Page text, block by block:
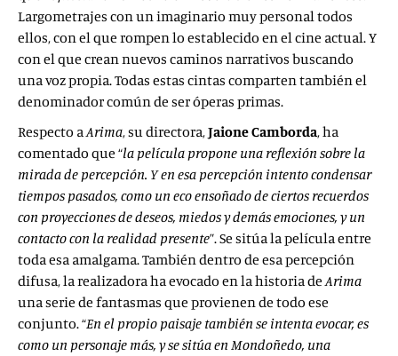
Largometrajes con un imaginario muy personal todos
ellos, con el que rompen lo establecido en el cine actual. Y
con el que crean nuevos caminos narrativos buscando
una voz propia. Todas estas cintas comparten también el
denominador común de ser óperas primas.
Respecto aArima, su directora,Jaione Camborda, ha
comentado que “la película propone una reflexión sobre la
mirada de percepción. Y en esa percepción intento condensar
tiempos pasados, como un eco ensoñado de ciertos recuerdos
con proyecciones de deseos, miedos y demás emociones, y un
contacto con la realidad presente”. Se sitúa la película entre
toda esa amalgama. También dentro de esa percepción
difusa, la realizadora ha evocado en la historia deArima
una serie de fantasmas que provienen de todo ese
conjunto. “En el propio paisaje también se intenta evocar, es
como un personaje más, y se sitúa en Mondoñedo, una